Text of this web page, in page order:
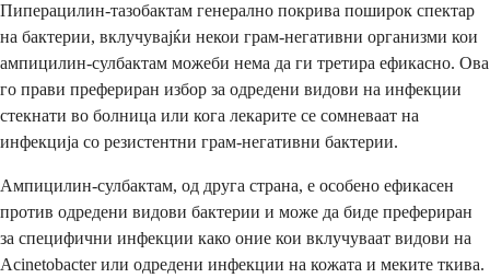
Пиперацилин-тазобактам генерално покрива поширок спектар
на бактерии, вклучувајќи некои грам-негативни организми кои
ампицилин-сулбактам можеби нема да ги третира ефикасно. Ова
го прави префериран избор за одредени видови на инфекции
стекнати во болница или кога лекарите се сомневаат на
инфекција со резистентни грам-негативни бактерии.
Ампицилин-сулбактам, од друга страна, е особено ефикасен
против одредени видови бактерии и може да биде префериран
за специфични инфекции како оние кои вклучуваат видови на
Acinetobacter или одредени инфекции на кожата и меките ткива.